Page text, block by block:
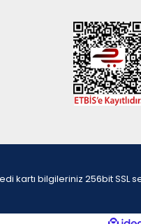
bilgileriniz 256bit SSL